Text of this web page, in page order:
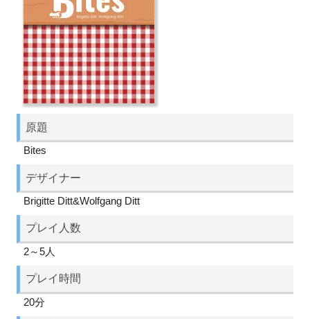
原題
Bites
デザイナー
Brigitte Ditt&Wolfgang Ditt
プレイ人数
2～5人
プレイ時間
20分